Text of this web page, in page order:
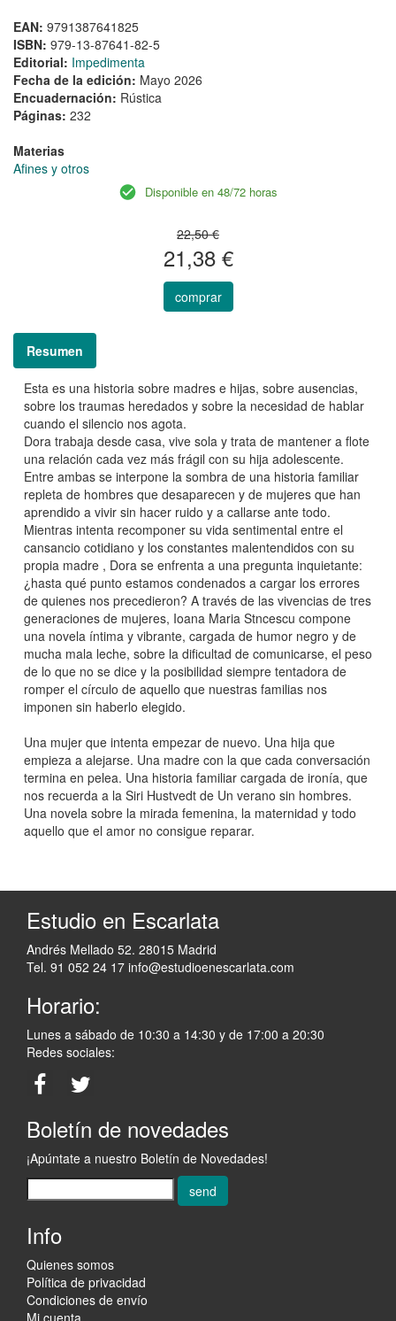
EAN: 9791387641825
ISBN: 979-13-87641-82-5
Editorial: Impedimenta
Fecha de la edición: Mayo 2026
Encuadernación: Rústica
Páginas: 232
Materias
Afines y otros
Disponible en 48/72 horas
22,50 €
21,38 €
comprar
Resumen
Esta es una historia sobre madres e hijas, sobre ausencias,
sobre los traumas heredados y sobre la necesidad de hablar
cuando el silencio nos agota.
Dora trabaja desde casa, vive sola y trata de mantener a flote
una relación cada vez más frágil con su hija adolescente.
Entre ambas se interpone la sombra de una historia familiar
repleta de hombres que desaparecen y de mujeres que han
aprendido a vivir sin hacer ruido y a callarse ante todo.
Mientras intenta recomponer su vida sentimental entre el
cansancio cotidiano y los constantes malentendidos con su
propia madre , Dora se enfrenta a una pregunta inquietante:
¿hasta qué punto estamos condenados a cargar los errores
de quienes nos precedieron? A través de las vivencias de tres
generaciones de mujeres, Ioana Maria Stncescu compone
una novela íntima y vibrante, cargada de humor negro y de
mucha mala leche, sobre la dificultad de comunicarse, el peso
de lo que no se dice y la posibilidad siempre tentadora de
romper el círculo de aquello que nuestras familias nos
imponen sin haberlo elegido.
Una mujer que intenta empezar de nuevo. Una hija que
empieza a alejarse. Una madre con la que cada conversación
termina en pelea. Una historia familiar cargada de ironía, que
nos recuerda a la Siri Hustvedt de Un verano sin hombres.
Una novela sobre la mirada femenina, la maternidad y todo
aquello que el amor no consigue reparar.
Estudio en Escarlata
Andrés Mellado 52. 28015 Madrid
Tel. 91 052 24 17 info@estudioenescarlata.com
Horario:
Lunes a sábado de 10:30 a 14:30 y de 17:00 a 20:30
Redes sociales:
Boletín de novedades
¡Apúntate a nuestro Boletín de Novedades!
send
Info
Quienes somos
Política de privacidad
Condiciones de envío